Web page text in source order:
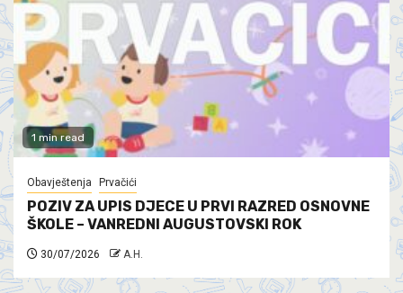
1 min read
Obavještenja Prvačići
POZIV ZA UPIS DJECE U PRVI RAZRED OSNOVNE
ŠKOLE – VANREDNI AUGUSTOVSKI ROK
30/07/2026 A.H.